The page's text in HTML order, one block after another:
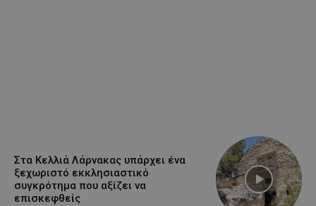
Στα Κελλιά Λάρνακας υπάρχει ένα
ξεχωριστό εκκλησιαστικό
συγκρότημα που αξίζει να
επισκεφθείς